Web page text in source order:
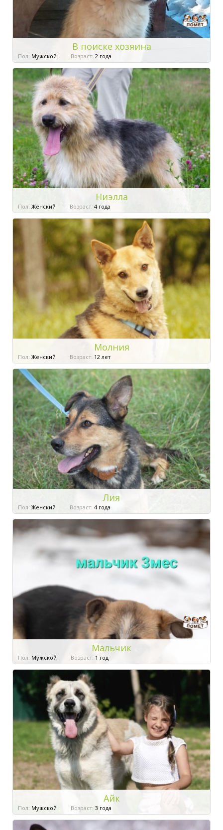
В поиске хозяина
Пол: Мужской Возраст: 2 года
Ниэлла
Пол: Женский Возраст: 4 года
Молния
Пол: Женский Возраст: 12 лет
Лия
Пол: Женский Возраст: 4 года
Мальчик
Пол: Мужской Возраст: 1 год
Айк
Пол: Мужской Возраст: 3 года